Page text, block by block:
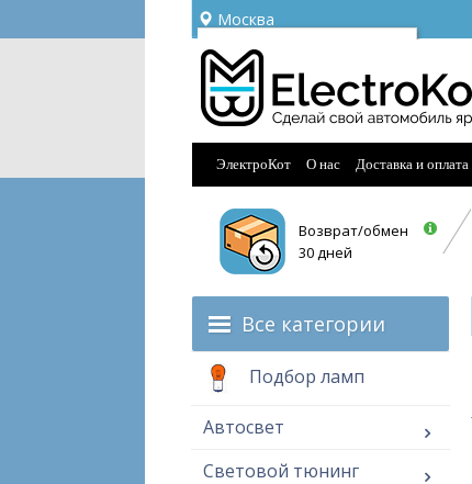
Москва
Ваш город —
Угадали?
ЭлектроКот О нас Доставка и оплата
Возврат/обмен
30 дней
Все категории
Подбор ламп
Автосвет
Световой тюнинг